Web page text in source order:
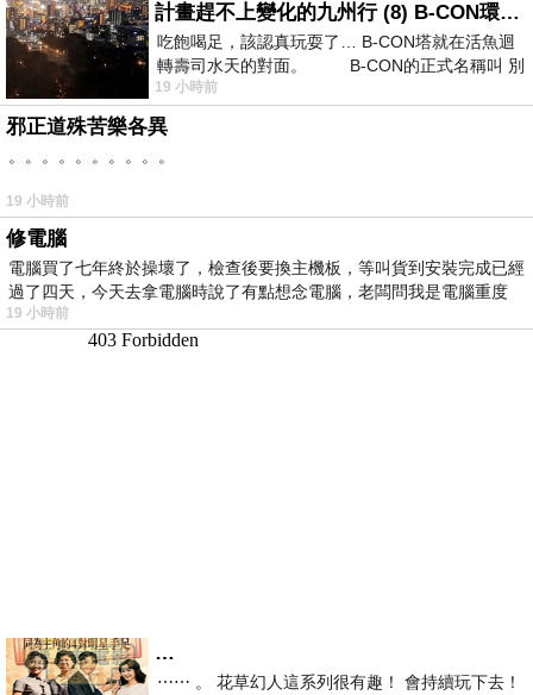
計畫趕不上變化的九州行 (8) B-CON環球塔
吃飽喝足，該認真玩耍了… B-CON塔就在活魚迴
轉壽司水天的對面。 B-CON的正式名稱叫 別
19 小時前
邪正道殊苦樂各異
。。。。。。。。。。
19 小時前
修電腦
電腦買了七年終於操壞了，檢查後要換主機板，等叫貨到安裝完成已經
過了四天，今天去拿電腦時說了有點想念電腦，老闆問我是電腦重度
19 小時前
…
⋯⋯ 。 花草幻人這系列很有趣！ 會持續玩下去！